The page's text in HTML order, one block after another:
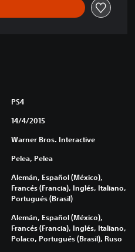
PS4
14/4/2015
Warner Bros. Interactive
Pelea, Pelea
Alemán, Español (México),
Francés (Francia), Inglés, Italiano,
Portugués (Brasil)
Alemán, Español (México),
Francés (Francia), Inglés, Italiano,
Polaco, Portugués (Brasil), Ruso